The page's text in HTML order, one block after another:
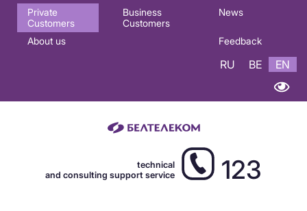
Основная
навигация
Private
Customers
Business
Customers
News
About us Feedback
RU BE EN
technical
and consulting support service
123